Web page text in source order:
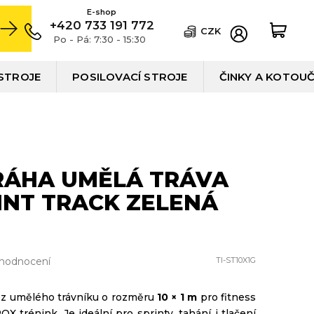
+420 733 191 772
Po - Pá: 7:30 - 15:30
CZK
POSILOVACÍ STROJE ČINKY A
UMĚLÁ TRÁVA
TRACK ZELENÁ
TI-ST10X1G
umělého trávníku o rozměru 10 × 1 m pro fitness